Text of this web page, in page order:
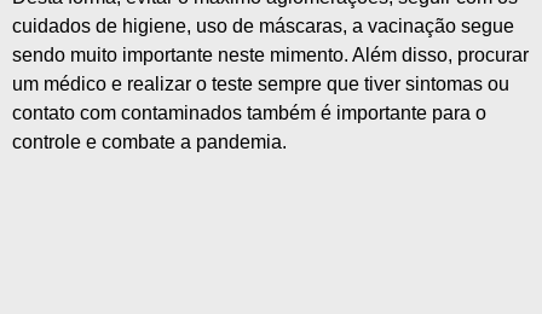
cuidados de higiene, uso de máscaras, a vacinação segue
sendo muito importante neste mimento. Além disso, procurar
um médico e realizar o teste sempre que tiver sintomas ou
contato com contaminados também é importante para o
controle e combate a pandemia.